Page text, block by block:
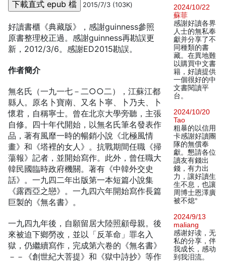
2015/7/3 (103K)
好讀書櫃《典藏版》，感謝guinness參照
原書整理校正過。感謝guinness再勘誤更
新，2012/3/6。感謝ED2015勘誤。
作者簡介
無名氏（一九一七－二○○二），江蘇江都
縣人。原名卜寶南、又名卜寧、卜乃夫、卜
懷君，自稱寧士。曾在北京大學旁聽，主張
自修。四十年代開始，以無名氏筆名發表作
品，著有風靡一時的暢銷小說《北極風情
畫》和《塔裡的女人》。抗戰期間任職《掃
蕩報》記者，並開始寫作。此外，曾任職大
韓民國臨時政府機關。著有《中韓外交史
話》。一九四二年出版第一本短篇小說集
《露西亞之戀》。一九四六年開始寫作長篇
巨製的《無名書》。
一九四九年後，自願留居大陸照顧母親。後
來被迫下鄉勞改，並以「反革命」罪名入
獄，仍繼續寫作，完成第六卷的《無名書》
－－《創世紀大菩提》和《獄中詩抄》等作
2024/10/22
蘇菲
感謝好讀各界
人士的無私奉
獻并分享了不
同種類的書
藏。在異地難
以購買中文書
籍，好讀提供
一個很好的中
文書閱讀平
台。
2024/10/20
Tao
粗暴的以信用
卡感謝好讀團
隊的無償奉
獻。懇請各位
讀友有錢出
錢，有力出
力，讓好讀生
生不息，也讓
周博士恩澤廣
被不熄°
2024/9/13
maliang
感谢好读，无
私的分享，伴
我成长，感动
到我泪流。